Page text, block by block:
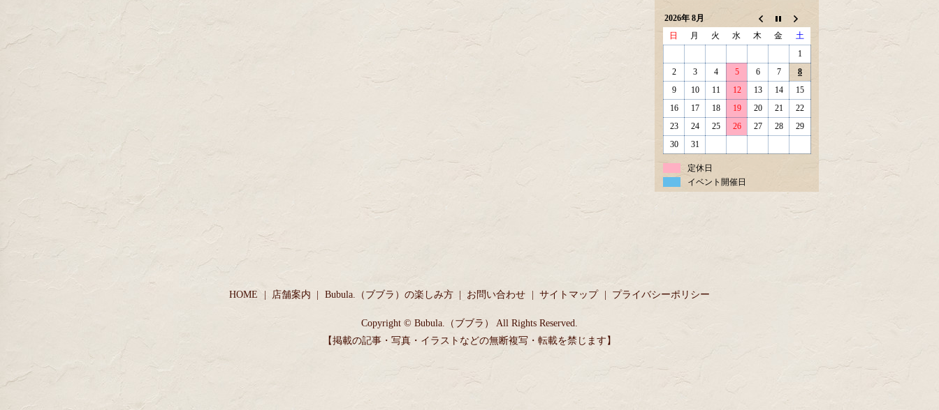
2026年 8月
日
月 火 水 木 金
土
1
2
3 4 5 6 7
8
9
10 11 12 13 14
15
16
17 18 19 20 21
22
23
24 25 26 27 28
29
30
31
定休日
イベント開催日
HOME 店舗案内 Bubula.（ブブラ）の楽しみ方 お問い合わせ サイトマップ プライバシーポリシー
Copyright © Bubula.（ブブラ） All Rights Reserved.
【掲載の記事・写真・イラストなどの無断複写・転載を禁じます】